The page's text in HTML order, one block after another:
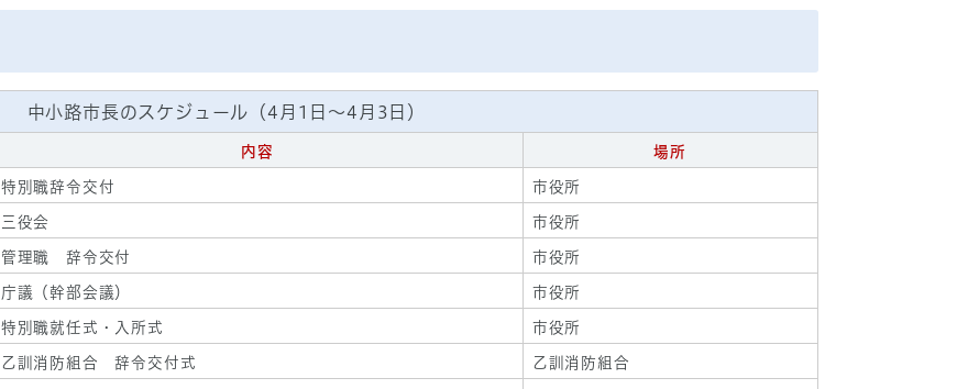
中小路市長のスケジュール（4月1日～4月3日）
内容 場所
特別職辞令交付 市役所
三役会 市役所
管理職 辞令交付 市役所
庁議（幹部会議） 市役所
特別職就任式・入所式 市役所
乙訓消防組合 辞令交付式 乙訓消防組合